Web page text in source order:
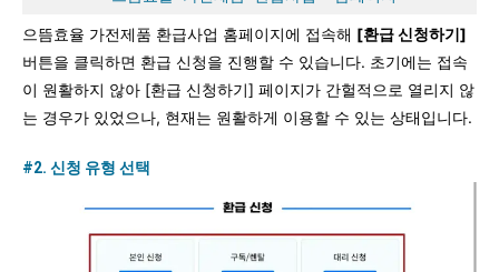
으뜸효율 가전제품 환급사업 홈페이지에 접속해 [환급 신청하기]
버튼을 클릭하면 환급 신청을 진행할 수 있습니다. 초기에는 접속
이 원활하지 않아 [환급 신청하기] 페이지가 간헐적으로 열리지 않
는 경우가 있었으나, 현재는 원활하게 이용할 수 있는 상태입니다.
#2. 신청 유형 선택